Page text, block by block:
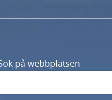
på webbplatsen